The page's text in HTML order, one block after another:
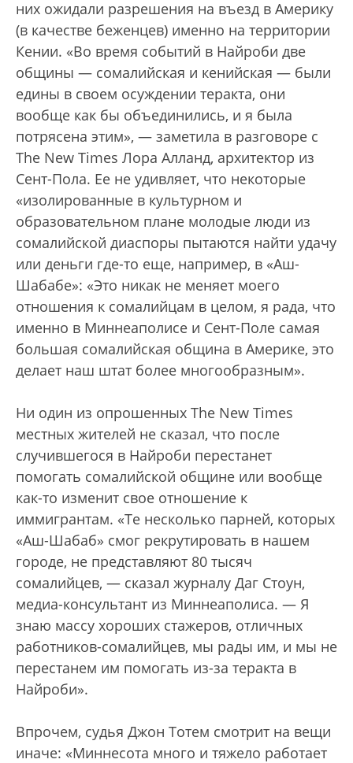
них ожидали разрешения на въезд в Америку
(в качестве беженцев) именно на территории
Кении. «Во время событий в Найроби две
общины — сомалийская и кенийская — были
едины в своем осуждении теракта, они
вообще как бы объединились, и я была
потрясена этим», — заметила в разговоре с
The New Times Лора Алланд, архитектор из
Сент-Пола. Ее не удивляет, что некоторые
«изолированные в культурном и
образовательном плане молодые люди из
сомалийской диаспоры пытаются найти удачу
или деньги где-то еще, например, в «Аш-
Шабабе»: «Это никак не меняет моего
отношения к сомалийцам в целом, я рада, что
именно в Миннеаполисе и Сент-Поле самая
большая сомалийская община в Америке, это
делает наш штат более многообразным».
Ни один из опрошенных The New Times
местных жителей не сказал, что после
случившегося в Найроби перестанет
помогать сомалийской общине или вообще
как-то изменит свое отношение к
иммигрантам. «Те несколько парней, которых
«Аш-Шабаб» смог рекрутировать в нашем
городе, не представляют 80 тысяч
сомалийцев, — сказал журналу Даг Стоун,
медиа-консультант из Миннеаполиса. — Я
знаю массу хороших стажеров, отличных
работников-сомалийцев, мы рады им, и мы не
перестанем им помогать из-за теракта в
Найроби».
Впрочем, судья Джон Тотем смотрит на вещи
иначе: «Миннесота много и тяжело работает